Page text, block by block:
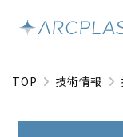
TOP 技術情報